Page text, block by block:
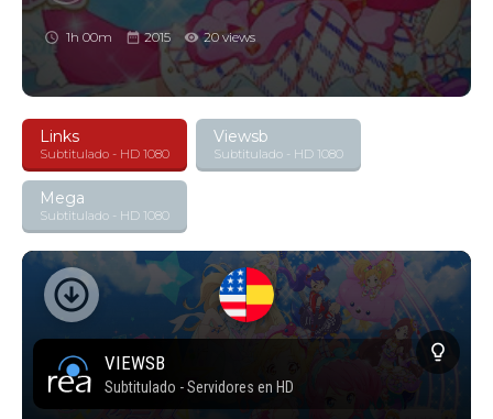
1h 00m 2015 20 views
Links
Subtitulado - HD 1080
Viewsb
Subtitulado - HD 1080
Mega
Subtitulado - HD 1080